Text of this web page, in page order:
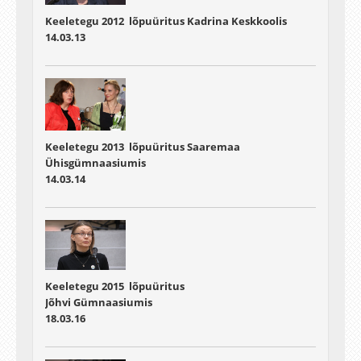
40:48 - 44:50
Kustas Kikerpuu ja Lasse Martenson, "Raud on kõva".
Kundla, Mihkel Kuusik, Ranar Künnap, Ken-Janek Lember, Jakob
Vilhem Maikalu, Madis Miks, Karl Miller, Marek Must, Martin-
Kalev Musta, Allan Ojala, Mathias Orav, Koit Otsus, Aleks
Martin Suursaar, Kevin Zäuram, Alvar Žukovitš, Remi Tõnisson,
Rasmus Täht, Renee Vasar. Juhendaja Meeli Nõmme
Anu Röömel, "Härrasmees".
Aron Rohtla.
Juhendaja Meeli Nõmme
47:30 - 57:24
"Keeletegu 2014".
Jüri Valge
Erko Niit ja Debora Vaarandi,
Keeletegu 2012 lõpuüritus Kadrina Keskkoolis
14.03.13
Keeletegu 2013 lõpuüritus Saaremaa
Ühisgümnaasiumis
14.03.14
Keeletegu 2015 lõpuüritus
Jõhvi Gümnaasiumis
18.03.16